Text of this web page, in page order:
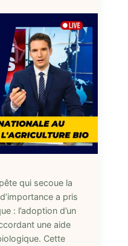
qui secoue la
a pris
: l’adoption d’un
une aide
Cette